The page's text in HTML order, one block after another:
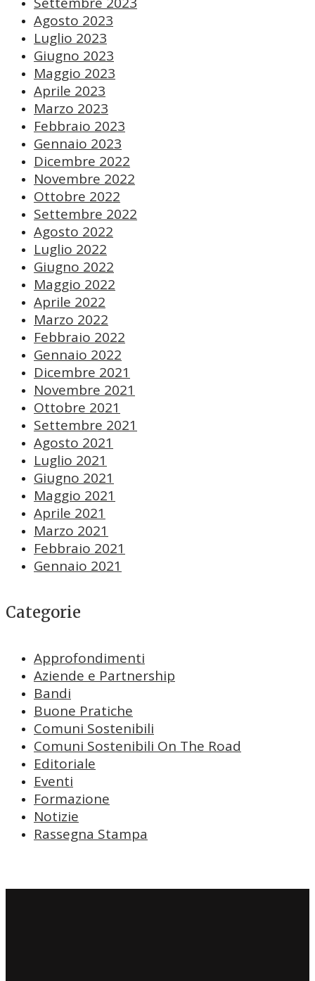
Agosto 2023
Luglio 2023
Giugno 2023
Maggio 2023
Aprile 2023
Marzo 2023
Febbraio 2023
Gennaio 2023
Dicembre 2022
Novembre 2022
Ottobre 2022
Settembre 2022
Agosto 2022
Luglio 2022
Giugno 2022
Maggio 2022
Aprile 2022
Marzo 2022
Febbraio 2022
Gennaio 2022
Dicembre 2021
Novembre 2021
Ottobre 2021
Settembre 2021
Agosto 2021
Luglio 2021
Giugno 2021
Maggio 2021
Aprile 2021
Marzo 2021
Febbraio 2021
Gennaio 2021
Categorie
Approfondimenti
Aziende e Partnership
Bandi
Buone Pratiche
Comuni Sostenibili
Comuni Sostenibili On The Road
Editoriale
Eventi
Formazione
Notizie
Rassegna Stampa